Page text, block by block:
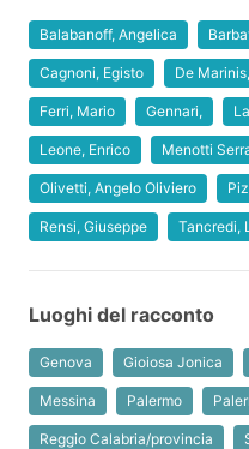
Balabanoff, Angelica
Cagnoni, Egisto De
Ferri, Mario Gennari,
Leone, Enrico Menotti
Olivetti, Angelo Oliviero
Rensi, Giuseppe Tancredi,
Luoghi del racconto
Genova Gioiosa Jonica
Messina Palermo
Reggio Calabria/provincia